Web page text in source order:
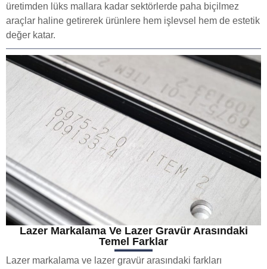
üretimden lüks mallara kadar sektörlerde paha biçilmez
araçlar haline getirerek ürünlere hem işlevsel hem de estetik
değer katar.
Lazer Markalama Ve Lazer Gravür Arasındaki
Temel Farklar
Lazer markalama ve lazer gravür arasındaki farkları